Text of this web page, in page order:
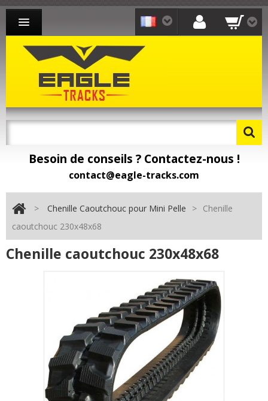
CHENILLE CAOUTCHOUC MINI-PELLE
CHENILLE CAOUTCHOUC CHARGEUR
CHENILLE CAOUTCHOUC TRANSPORTEUR
Besoin de pièces détachées ? Toomat !
Besoin de conseils ? Contactez-nous !
contact@eagle-tracks.com
> Chenille Caoutchouc pour Mini Pelle >
Chenille
caoutchouc 230x48x68
Chenille caoutchouc 230x48x68